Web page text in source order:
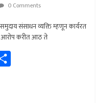
0 Comments
संसाधन व्यक्ति म्हणून कार्यरत
आरोप करीत आठ ते